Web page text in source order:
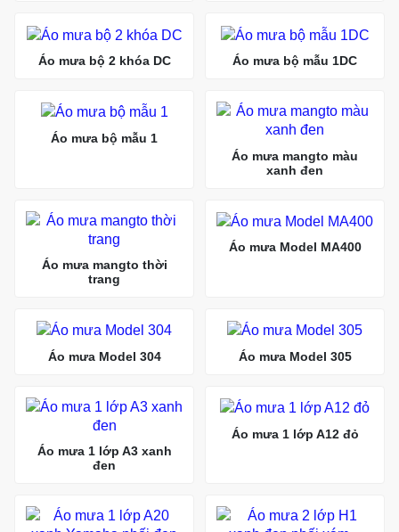
Áo mưa bộ 2 khóa DC Áo mưa bộ mẫu 1DC
Áo mưa bộ mẫu 1
Áo mưa mangto màu
xanh đen
Áo mưa mangto thời
trang
Áo mưa Model MA400
Áo mưa Model 304 Áo mưa Model 305
Áo mưa 1 lớp A3 xanh
đen
Áo mưa 1 lớp A12 đỏ